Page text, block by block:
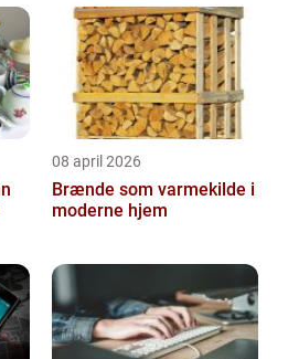
08 april 2026
Brænde som varmekilde i
moderne hjem